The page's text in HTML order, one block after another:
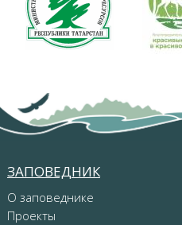
ЗАПОВЕДНИК
О заповеднике
Проекты